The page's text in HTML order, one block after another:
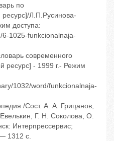
по
Л.П.Русинова-
доступа:
6-1025-funkcionalnaja-
современного
ресурс] - 1999 г.- Режим
1032/word/funkcionalnaja-
/Сост. А. А. Грицанов,
Г. Н. Соколова, О.
Интерпрессервис;
1312 с.